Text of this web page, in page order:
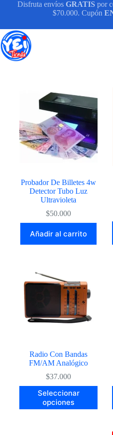
Disfruta envíosGRATIS por
$70.000. Cupón
Probador De Billetes 4w
Detector Tubo Luz
Ultravioleta
$50.000
Añadir al carrito
Radio Con Bandas
FM/AM Analógico
$37.000
Seleccionar
opciones
Este
producto
tiene